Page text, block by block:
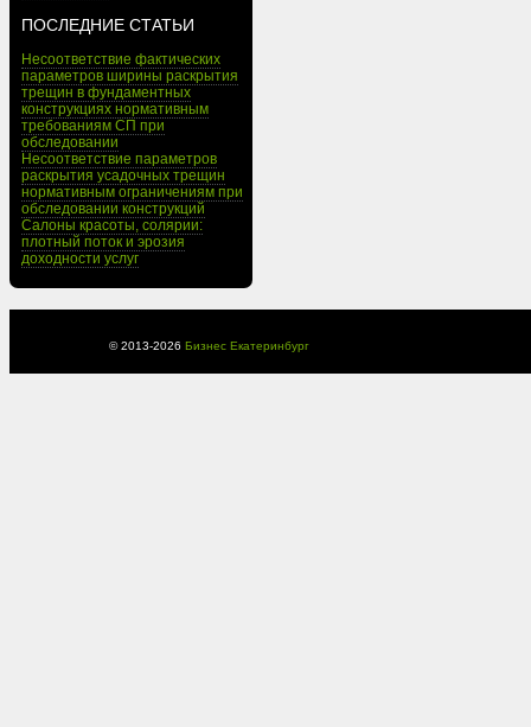
ПОСЛЕДНИЕ СТАТЬИ
Несоответствие фактических
параметров ширины раскрытия
трещин в фундаментных
конструкциях нормативным
требованиям СП при
обследовании
Несоответствие параметров
раскрытия усадочных трещин
нормативным ограничениям при
обследовании конструкций
Салоны красоты, солярии:
плотный поток и эрозия
доходности услуг
© 2013-2026 Бизнес Екатеринбург